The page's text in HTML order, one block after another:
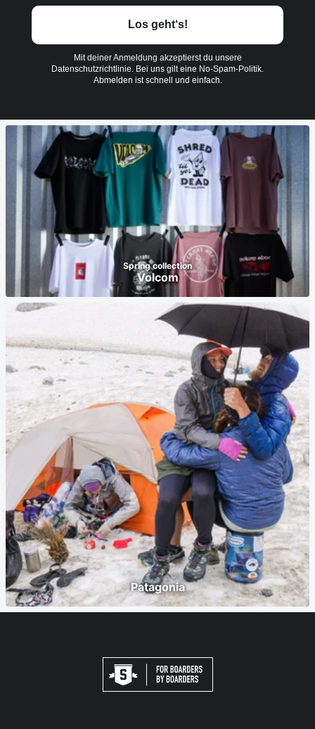
Los geht‘s!
Mit deiner Anmeldung akzeptierst du unsere
Datenschutzrichtlinie. Bei uns gilt eine No-Spam-Politik.
Abmelden ist schnell und einfach.
Spring collection
Volcom
Patagonia